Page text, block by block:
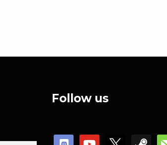
Follow us
discordyoutube